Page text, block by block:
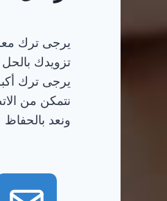
يرجى ترك
تزويدك
يرجى ترك
نتمكن من
ونعد